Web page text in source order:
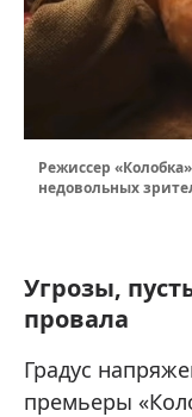
Режиссер
недовольных
Угрозы,
провала
Градус
премьеры